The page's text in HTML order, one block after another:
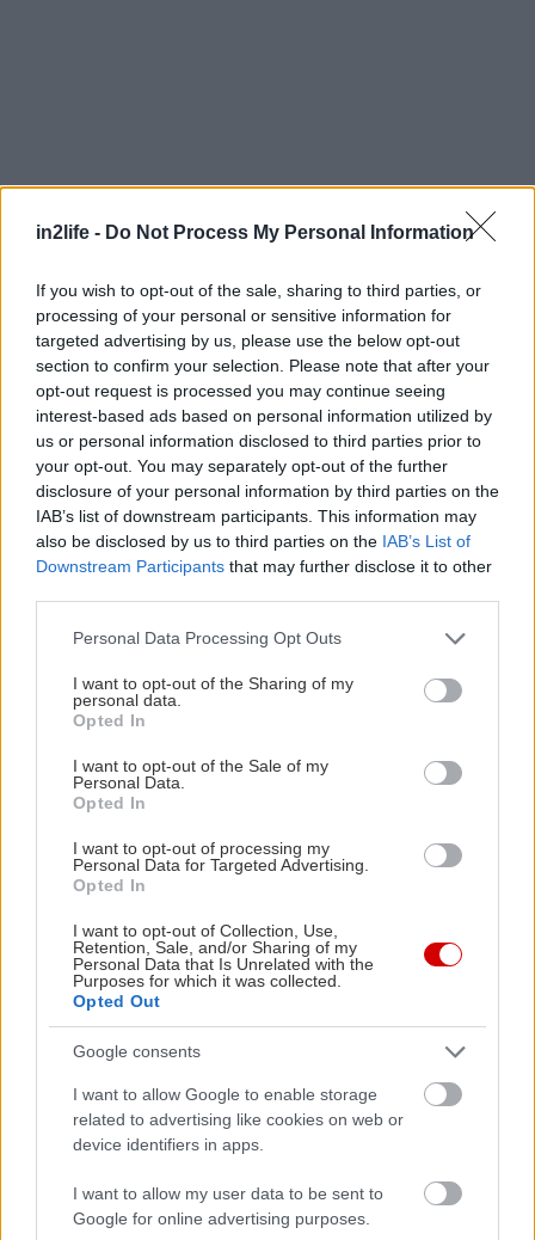
in2life - Do Not Process My Personal Information
If you wish to opt-out of the sale, sharing to third parties, or
processing of your personal or sensitive information for
targeted advertising by us, please use the below opt-out
section to confirm your selection. Please note that after your
opt-out request is processed you may continue seeing
interest-based ads based on personal information utilized by
us or personal information disclosed to third parties prior to
your opt-out. You may separately opt-out of the further
disclosure of your personal information by third parties on the
IAB’s list of downstream participants. This information may
also be disclosed by us to third parties on the IAB’s List of
Downstream Participants that may further disclose it to other
Please note that this website/app uses one or more Google
not limited to your visit or usage behaviour. You may click to
grant or deny consent to Google and its third-party tags to
use your data for below specified purposes in below Google
consent section.
Personal Data Processing Opt Outs
I want to opt-out of the Sharing of my
personal data.
Opted In
I want to opt-out of the Sale of my
Personal Data.
Opted In
I want to opt-out of processing my
Personal Data for Targeted Advertising.
Opted In
I want to opt-out of Collection, Use,
Retention, Sale, and/or Sharing of my
Personal Data that Is Unrelated with the
Purposes for which it was collected.
Opted Out
Google consents
I want to allow Google to enable storage
related to advertising like cookies on web or
device identifiers in apps.
I want to allow my user data to be sent to
Google for online advertising purposes.
in2life team
(μαζί με την έμπνευση) στα στενά της Αθήνας, κι από τότε
μέχρι σήμερα δεν έχει σταματήσει να μεγαλώνει.
Αμετανόητα περίεργη, θα πάει με την ίδια ευκολία σε
με τον ίδιο ενθουσιασμό για τα ταξίδια της, τα νέα της
ημέρας, τα θέατρα της πόλης, τις παλαβομάρες του ίντερνετ
και τις τελευταίες τάσεις σε διατροφή και άσκηση. Υπόσχεται
πως μόνο ό,τι αξίζει γίνεται byte.
για...